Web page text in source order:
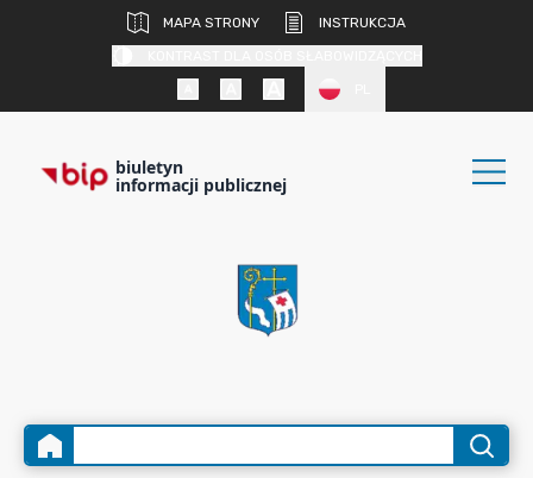
MAPA STRONY
INSTRUKCJA
biuletyn
informacji publicznej